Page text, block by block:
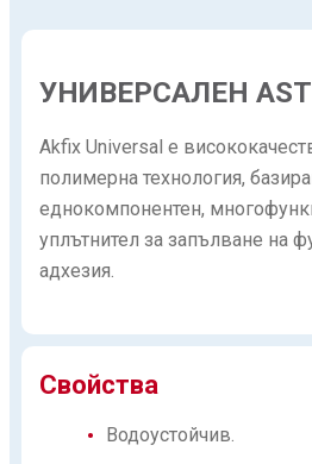
УНИВЕРСАЛЕН AST
Akfix Universal е
полимерна технология,
еднокомпонентен,
уплътнител за запълване на
адхезия.
Свойства
Водоустойчив.